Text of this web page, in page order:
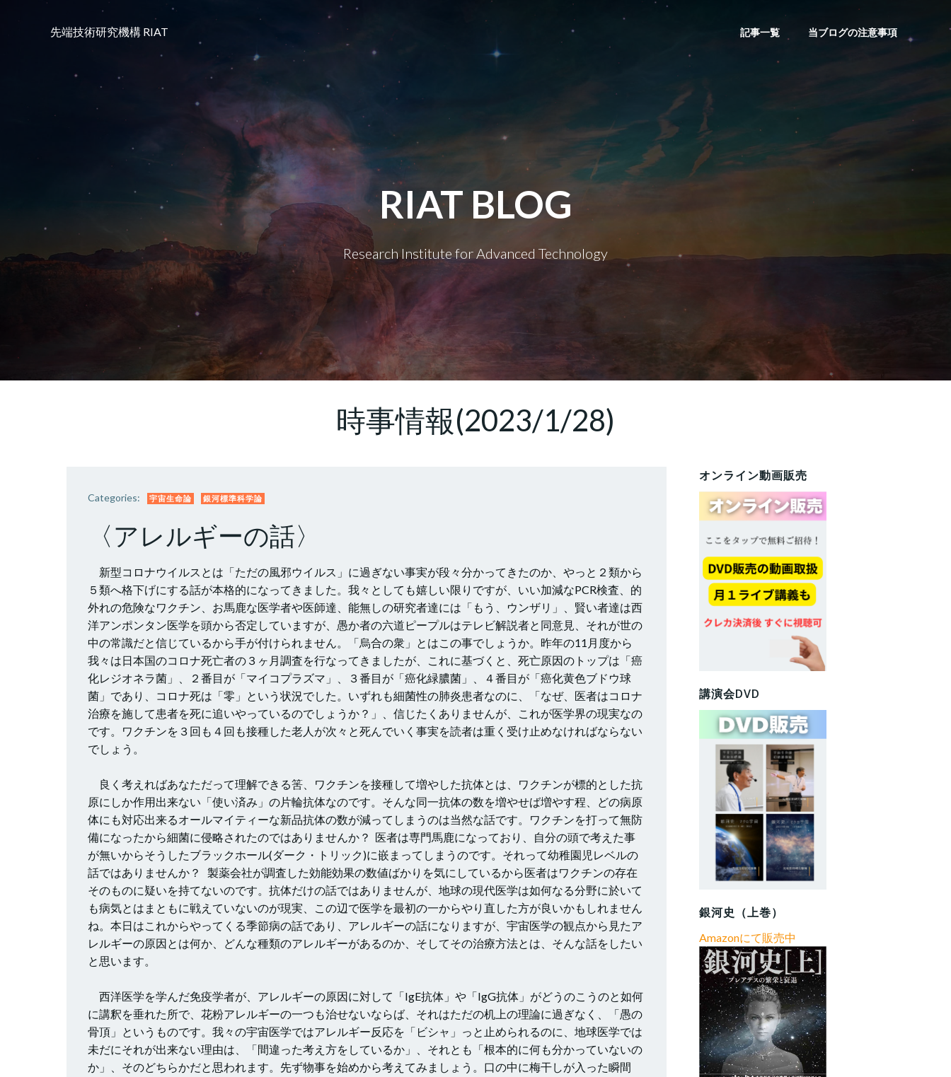
先端技術研究機構 RIAT 記事一覧 当ブログの注意事項
RIAT BLOG
Research Institute for Advanced Technology
時事情報(2023/1/28)
Categories: 宇宙生命論 銀河標準科学論
〈アレルギーの話〉
新型コロナウイルスとは「ただの風邪ウイルス」に過ぎない事実が段々分かってきたのか、やっと２類から
５類へ格下げにする話が本格的になってきました。我々としても嬉しい限りですが、いい加減なPCR検査、的
外れの危険なワクチン、お馬鹿な医学者や医師達、能無しの研究者達には「もう、ウンザリ」、賢い者達は西
洋アンポンタン医学を頭から否定していますが、愚か者の六道ピープルはテレビ解説者と同意見、それが世の
中の常識だと信じているから手が付けられません。「烏合の衆」とはこの事でしょうか。昨年の11月度から
我々は日本国のコロナ死亡者の３ヶ月調査を行なってきましたが、これに基づくと、死亡原因のトップは「癌
化レジオネラ菌」、２番目が「マイコプラズマ」、３番目が「癌化緑膿菌」、４番目が「癌化黄色ブドウ球
菌」であり、コロナ死は「零」という状況でした。いずれも細菌性の肺炎患者なのに、「なぜ、医者はコロナ
治療を施して患者を死に追いやっているのでしょうか？」、信じたくありませんが、これが医学界の現実なの
です。ワクチンを３回も４回も接種した老人が次々と死んでいく事実を読者は重く受け止めなければならない
でしょう。
良く考えればあなただって理解できる筈、ワクチンを接種して増やした抗体とは、ワクチンが標的とした抗
原にしか作用出来ない「使い済み」の片輪抗体なのです。そんな同一抗体の数を増やせば増やす程、どの病原
体にも対応出来るオールマイティーな新品抗体の数が減ってしまうのは当然な話です。ワクチンを打って無防
備になったから細菌に侵略されたのではありませんか？ 医者は専門馬鹿になっており、自分の頭で考えた事
が無いからそうしたブラックホール(ダーク・トリック)に嵌まってしまうのです。それって幼稚園児レベルの
話ではありませんか？ 製薬会社が調査した効能効果の数値ばかりを気にしているから医者はワクチンの存在
そのものに疑いを持てないのです。抗体だけの話ではありませんが、地球の現代医学は如何なる分野に於いて
も病気とはまともに戦えていないのが現実、この辺で医学を最初の一からやり直した方が良いかもしれません
ね。本日はこれからやってくる季節病の話であり、アレルギーの話になりますが、宇宙医学の観点から見たア
レルギーの原因とは何か、どんな種類のアレルギーがあるのか、そしてその治療方法とは、そんな話をしたい
と思います。
西洋医学を学んだ免疫学者が、アレルギーの原因に対して「IgE抗体」や「IgG抗体」がどうのこうのと如何
に講釈を垂れた所で、花粉アレルギーの一つも治せないならば、それはただの机上の理論に過ぎなく、「愚の
骨頂」というものです。我々の宇宙医学ではアレルギー反応を「ビシャ」っと止められるのに、地球医学では
未だにそれが出来ない理由は、「間違った考え方をしているか」、それとも「根本的に何も分かっていないの
か」、そのどちらかだと思われます。先ず物事を始めから考えてみましょう。口の中に梅干しが入った瞬間
オンライン動画販売
講演会DVD
銀河史（上巻）
Amazonにて販売中